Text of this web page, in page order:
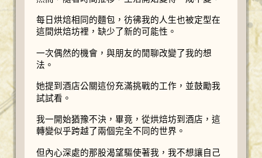
每日烘焙相同的麵包，彷彿我的人生也被定型在
這間烘焙坊裡，缺少了新的可能性。
一次偶然的機會，與朋友的閒聊改變了我的想
法。
她提到酒店公關這份充滿挑戰的工作，並鼓勵我
試試看。
我一開始猶豫不決，畢竟，從烘焙坊到酒店，這
轉變似乎跨越了兩個完全不同的世界。
但內心深處的那股渴望驅使著我，我不想讓自己